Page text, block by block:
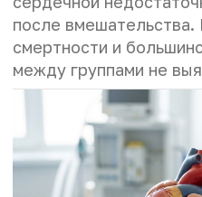
после вмешательства.
смертности и
между группами не